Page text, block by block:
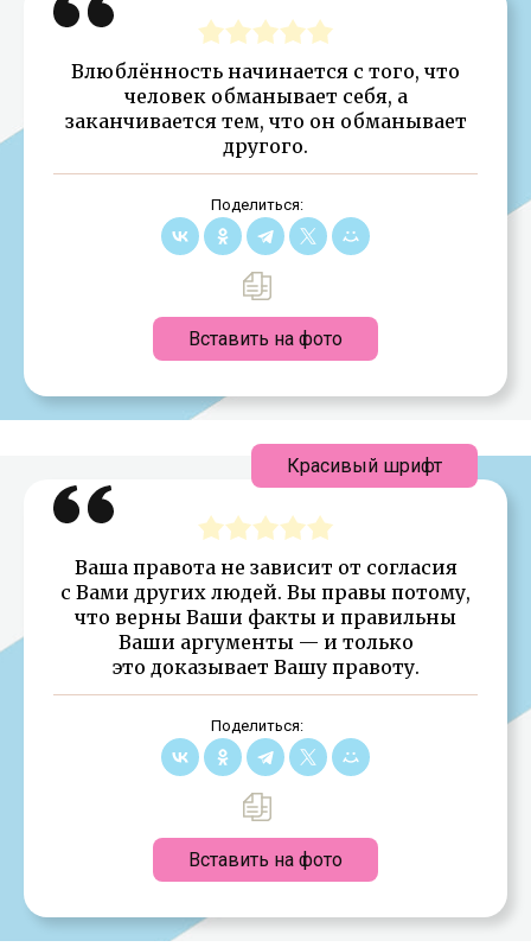
Влюблённость начинается с того, что
человек обманывает себя, а
заканчивается тем, что он обманывает
другого.
Поделиться:
Вставить на фото
Ваша правота не зависит от согласия
с Вами других людей. Вы правы потому,
что верны Ваши факты и правильны
Ваши аргументы — и только
это доказывает Вашу правоту.
Поделиться:
Вставить на фото
Красивый шрифт